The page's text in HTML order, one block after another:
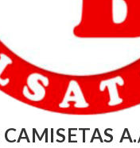
CAMISETAS